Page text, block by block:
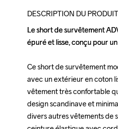
DESCRIPTION DU PRODUIT
Le short de survêtement
épuré et lisse, conçu pour
Ce short de survêtement
avec un extérieur en coton
vêtement très confortable
design scandinave et
divers autres vêtements de
Le short de survêtement
épuré et lisse, conçu pour
Ce short de survêtement
avec un extérieur en coton
vêtement très confortable
design scandinave et
divers autres vêtements de